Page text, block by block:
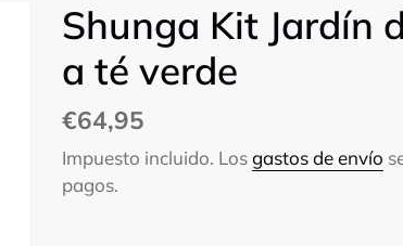
Shunga Kit Jardín
a té verde
Precio
habitual
€64,95
Impuesto incluido. Losgastos de envío
pagos.